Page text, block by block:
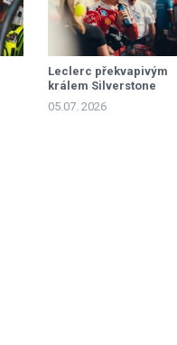
Leclerc překvapivým
králem Silverstone
05.07. 2026